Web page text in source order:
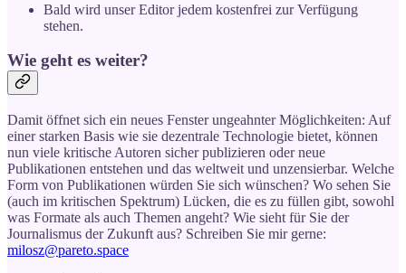
Bald wird unser Editor jedem kostenfrei zur Verfügung
stehen.
Wie geht es weiter?
Damit öffnet sich ein neues Fenster ungeahnter Möglichkeiten: Auf
einer starken Basis wie sie dezentrale Technologie bietet, können
nun viele kritische Autoren sicher publizieren oder neue
Publikationen entstehen und das weltweit und unzensierbar. Welche
Form von Publikationen würden Sie sich wünschen? Wo sehen Sie
(auch im kritischen Spektrum) Lücken, die es zu füllen gibt, sowohl
was Formate als auch Themen angeht? Wie sieht für Sie der
Journalismus der Zukunft aus? Schreiben Sie mir gerne:
milosz@pareto.space